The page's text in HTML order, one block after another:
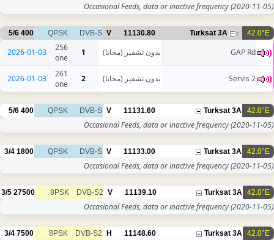
Occasional Feeds, data or inactive frequency(2020-11-05)
42.0°E
Turksat 3A 2
11130.80
V
DVB-S
QPSK
400
5/6
GAP Rd بدون تشفير (مجانا) 1
256
one
2026-01-03
Servis 2 بدون تشفير (مجانا) 2
261
one
2026-01-03
42.0°E
Turksat 3A
11131.60
V
DVB-S
QPSK
400
5/6
Occasional Feeds, data or inactive frequency(2020-11-05)
42.0°E
Turksat 3A
11133.00
V
DVB-S
QPSK
1800
3/4
Occasional Feeds, data or inactive frequency(2020-11-05)
42.0°E
Turksat 3A
11139.10
V
DVB-S2
8PSK
27500
3/5
Occasional Feeds, data or inactive frequency(2020-11-05)
42.0°E
Turksat 3A
11148.60
H
DVB-S2
8PSK
7500
3/4